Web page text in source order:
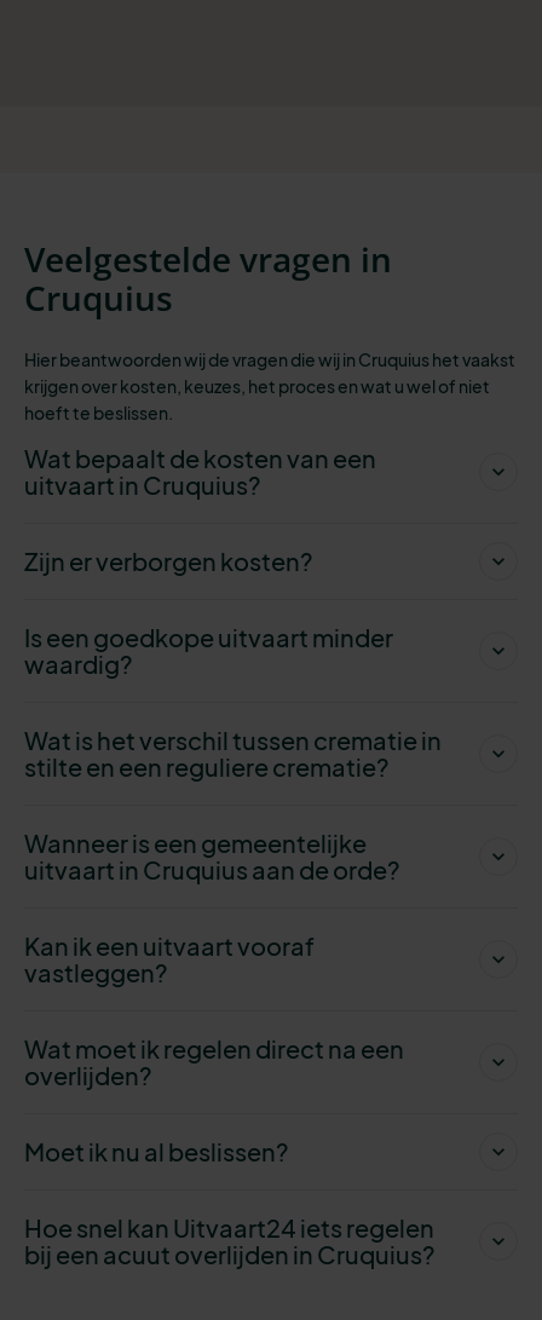
Veelgestelde vragen in
Cruquius
Hier beantwoorden wij de vragen die wij in Cruquius het vaakst
krijgen over kosten, keuzes, het proces en wat u wel of niet
hoeft te beslissen.
Wat bepaalt de kosten van een
uitvaart in Cruquius?
Zijn er verborgen kosten?
Is een goedkope uitvaart minder
waardig?
Wat is het verschil tussen crematie in
stilte en een reguliere crematie?
Wanneer is een gemeentelijke
uitvaart in Cruquius aan de orde?
Kan ik een uitvaart vooraf
vastleggen?
Wat moet ik regelen direct na een
overlijden?
Moet ik nu al beslissen?
Hoe snel kan Uitvaart24 iets regelen
bij een acuut overlijden in Cruquius?